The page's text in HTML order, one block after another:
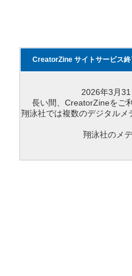
CreatorZine サイトサービス
2026年3月
長い間、CreatorZineをご
翔泳社では複数のデジタルメ
翔泳社のメ